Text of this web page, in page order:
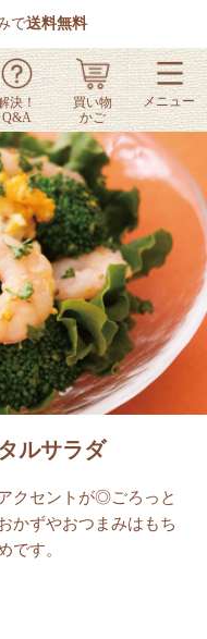
で送料無料
ルサラダ
クセントが◎ごろっと
かずやおつまみはもち
です。